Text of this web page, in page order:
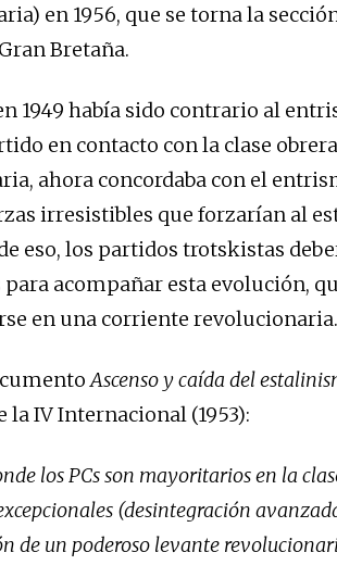
en 1956, que se torna la
Bretaña.
1949 había sido contrario al
en contacto con la clase
ahora concordaba con el
irresistibles que forzarían al
eso, los partidos trotskistas
acompañar esta evolución,
en una corriente revolucionaria.
Ascenso y caída del
la IV Internacional (1953):
los PCs son mayoritarios en la
(desintegración
de un poderoso levante